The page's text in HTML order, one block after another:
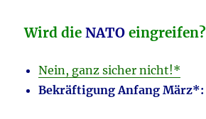
Wird dieNATO eingreifen?
Nein, ganz sicher nicht!*
Bekräftigung Anfang März*: